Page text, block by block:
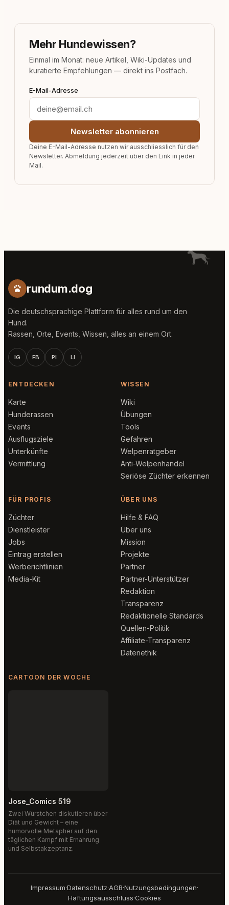
Mehr Hundewissen?
Einmal im Monat: neue Artikel, Wiki-Updates und
kuratierte Empfehlungen — direkt ins Postfach.
E-Mail-Adresse
Newsletter abonnieren
Deine E-Mail-Adresse nutzen wir ausschliesslich für den
Newsletter. Abmeldung jederzeit über den Link in jeder
Mail.
rundum.dog
Die deutschsprachige Plattform für alles rund um den
Hund.
Rassen, Orte, Events, Wissen, alles an einem Ort.
IG FB PI LI
ENTDECKEN
Karte
Hunderassen
Events
Ausflugsziele
Unterkünfte
Vermittlung
WISSEN
Wiki
Übungen
Tools
Gefahren
Welpenratgeber
Anti-Welpenhandel
Seriöse Züchter erkennen
FÜR PROFIS
Züchter
Dienstleister
Jobs
Eintrag erstellen
Werberichtlinien
Media-Kit
ÜBER UNS
Hilfe & FAQ
Über uns
Mission
Projekte
Partner
Partner-Unterstützer
Redaktion
Transparenz
Redaktionelle Standards
Quellen-Politik
Affiliate-Transparenz
Datenethik
CARTOON DER WOCHE
Jose_Comics 519
Zwei Würstchen diskutieren über
Diät und Gewicht – eine
humorvolle Metapher auf den
täglichen Kampf mit Ernährung
und Selbstakzeptanz.
Impressum·Datenschutz·AGB·Nutzungsbedingungen·
Haftungsausschluss·Cookies